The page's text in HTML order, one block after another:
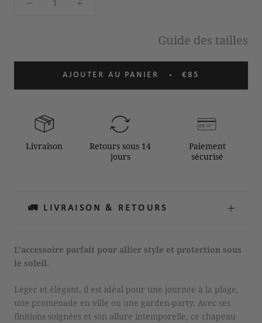
Guide des tailles
AJOUTER AU PANIER €85
Livraison
Retours sous 14
jours
Paiement
sécurisé
🚛 LIVRAISON & RETOURS
L'accessoire parfait pour allier style et protection sous
le soleil.
Léger et élégant, il est idéal pour une journée à la plage,
une promenade en ville ou une garden-party. Avec ses
finitions soignées et son allure intemporelle, ce chapeau